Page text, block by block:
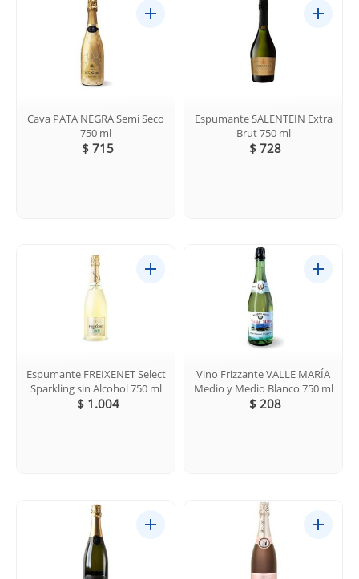
Cava PATA NEGRA Semi Seco
750 ml
$ 715
Espumante SALENTEIN Extra
Brut 750 ml
$ 728
Espumante FREIXENET Select
Sparkling sin Alcohol 750 ml
$ 1.004
Vino Frizzante VALLE MARÍA
Medio y Medio Blanco 750 ml
$ 208